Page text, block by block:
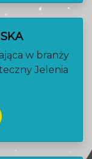
w branży
Jelenia